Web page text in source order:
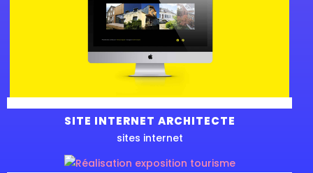
SITE INTERNET ARCHITECTE
sites internet